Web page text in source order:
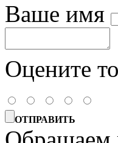
Ваше имя
Оцените
ОТПРАВИТЬ